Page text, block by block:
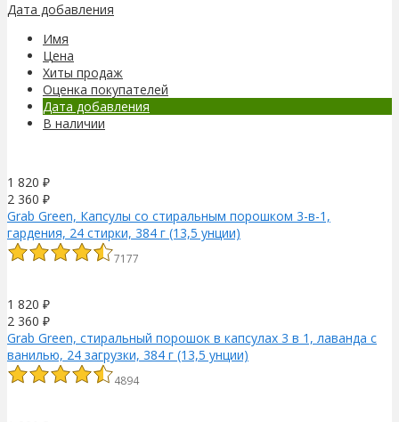
Дата добавления
Имя
Цена
Хиты продаж
Оценка покупателей
Дата добавления
В наличии
1 820 ₽
2 360 ₽
Grab Green, Капсулы со стиральным порошком 3-в-1,
гардения, 24 стирки, 384 г (13,5 унции)
7177
1 820 ₽
2 360 ₽
Grab Green, стиральный порошок в капсулах 3 в 1, лаванда с
ванилью, 24 загрузки, 384 г (13,5 унции)
4894